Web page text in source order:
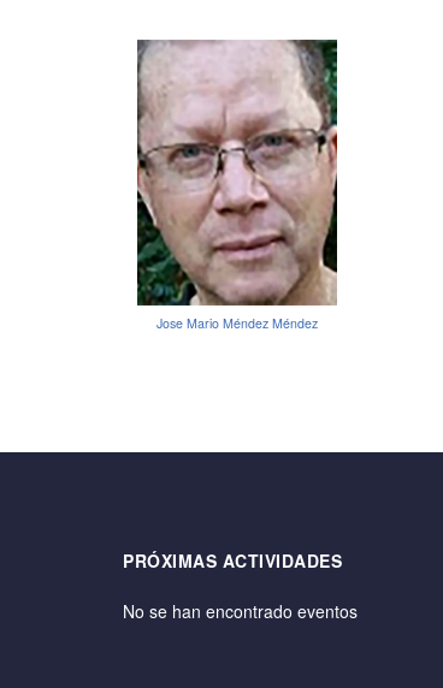
Jose Mario Méndez Méndez
PRÓXIMAS ACTIVIDADES
No se han encontrado eventos